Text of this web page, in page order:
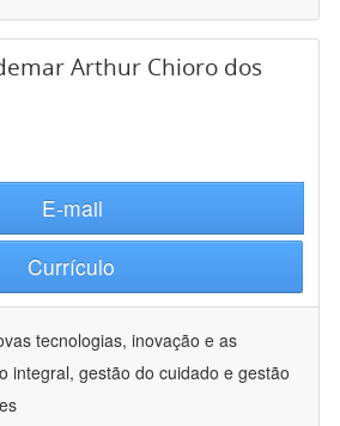
Arthur Chioro dos
E-mail
Currículo
tecnologias, inovação e as
integral, gestão do cuidado e gestão